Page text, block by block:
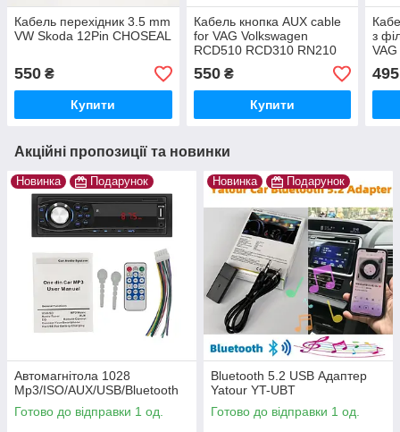
Кабель перехідник 3.5 mm
VW Skoda 12Pin CHOSEAL
550 ₴
Купити
Кабель кнопка AUX cable
for VAG Volkswagen
RCD510 RCD310 RN210
RNS to NVF 230 NAF231
550₴
Купити
з
495
Акційні пропозиції та новинки
Новинка Подарунок
Автомагнітола 1028
Mp3/ISO/AUX/USB/Bluetooth
Готово до відправки 1 од.
Новинка Подарунок
Bluetooth 5.2 USB Адаптер
Yatour YT-UBT
Готово до відправки 1 од.